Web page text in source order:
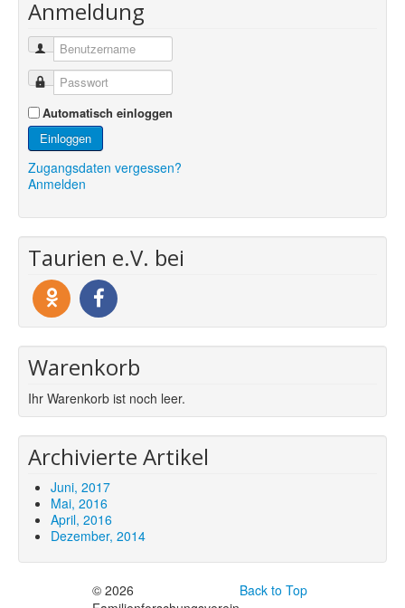
Anmeldung
Automatisch einloggen
Einloggen
Zugangsdaten vergessen?
Anmelden
Taurien e.V. bei
Warenkorb
Ihr Warenkorb ist noch leer.
Archivierte Artikel
Juni, 2017
Mai, 2016
April, 2016
Dezember, 2014
Back to Top
© 2026